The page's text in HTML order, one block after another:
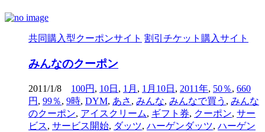
共同購入型クーポンサイト 割引チケット購入サイト
みんなのクーポン
2011/1/8 100円 , 10日 , 1月 , 1月10日 , 2011年, 50％, 660
円 , 99％, 9時, DYM, あさ , みんな, みんなで買う , みんな
のクーポン, アイスクリーム, ギフト券, クーポン, サー
ビス, サービス開始, ダッツ, ハーゲンダッツ, ハーゲン